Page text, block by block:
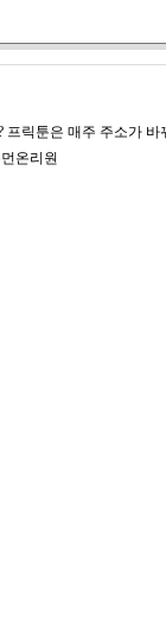
릭툰은 매주 주소가
온리원